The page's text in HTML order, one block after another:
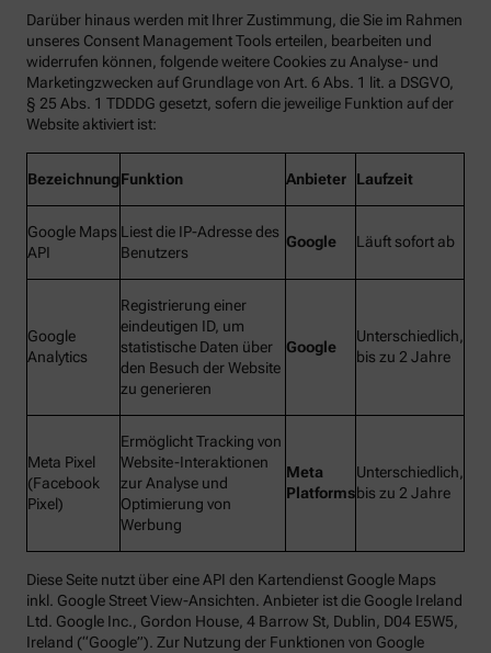
Darüber hinaus werden mit Ihrer Zustimmung, die Sie im Rahmen
unseres Consent Management Tools erteilen, bearbeiten und
widerrufen können, folgende weitere Cookies zu Analyse- und
Marketingzwecken auf Grundlage von Art. 6 Abs. 1 lit. a DSGVO,
§ 25 Abs. 1 TDDDG gesetzt, sofern die jeweilige Funktion auf der
Website aktiviert ist:
BezeichnungFunktion Anbieter Laufzeit
Google Maps
API
Liest die IP-Adresse des
Benutzers
Google Läuft sofort ab
Google
Analytics
Registrierung einer
eindeutigen ID, um
statistische Daten über
den Besuch der Website
zu generieren
Google
Unterschiedlich,
bis zu 2 Jahre
Meta Pixel
(Facebook
Pixel)
Ermöglicht Tracking von
Website-Interaktionen
zur Analyse und
Optimierung von
Werbung
Meta
Platforms
Unterschiedlich,
bis zu 2 Jahre
Diese Seite nutzt über eine API den Kartendienst Google Maps
inkl. Google Street View-Ansichten. Anbieter ist die Google Ireland
Ltd. Google Inc., Gordon House, 4 Barrow St, Dublin, D04 E5W5,
Ireland (“Google”). Zur Nutzung der Funktionen von Google